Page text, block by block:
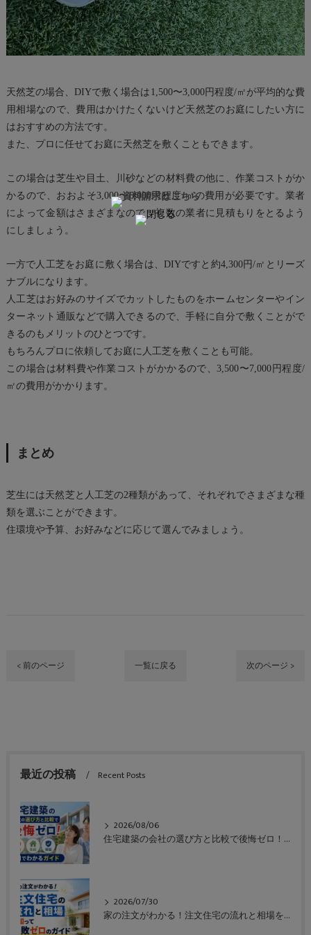
天然芝の場合、DIYで敷く場合は1,500〜3,000円程度/㎡が平均的な費
用相場なので、費用はかけたくないけど天然芝のお庭にしたい方に
はおすすめの方法です。
また、プロに任せてお庭に天然芝を敷くこともできます。
この場合は芝生や目土、川砂などの材料費の他に、作業コストがか
かるので、おおよそ3,000〜6,000円程度/㎡の費用が必要です。業者
によって金額はさまざまなので、複数の業者に見積もりをとるよう
にしましょう。
一方で人工芝をお庭に敷く場合は、DIYですと約4,300円/㎡とリーズ
ナブルになります。
人工芝はお好みのサイズでカットしたものをホームセンターやイン
ターネット通販などで購入できるので、手軽に自分で敷くことがで
きるのもメリットのひとつです。
もちろんプロに依頼してお庭に人工芝を敷くことも可能。
この場合は材料費や作業コストがかかるので、3,500〜7,000円程度/
㎡の費用がかかります。
まとめ
芝生には天然芝と人工芝の2種類があって、それぞれでさまざまな種
類を選ぶことができます。
住環境や予算、お好みなどに応じて選んでみましょう。
< 前のページ 一覧に戻る 次のページ >
最近の投稿 Recent Posts
2026/08/06
住宅建築の会社の選び方と比較で後悔ゼロ！価格や性能や保証も一目でわかるガイド
2026/07/30
家の注文がわかる！注文住宅の流れと相場を知って失敗ゼロのガイド